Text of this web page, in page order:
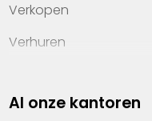
Verkopen
Verhuren
Property management
Al onze kantoren